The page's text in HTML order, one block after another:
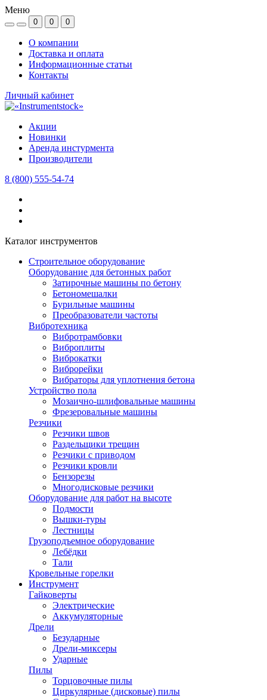
Меню
0 0 0
О компании
Доставка и оплата
Информационные статьи
Контакты
Личный кабинет
Акции
Новинки
Аренда инстурмента
Производители
8 (800) 555-54-74
Каталог инструментов
Строительное оборудование
Оборудование для бетонных работ
Затирочные машины по бетону
Бетономешалки
Бурильные машины
Преобразователи частоты
Вибротехника
Вибротрамбовки
Виброплиты
Виброкатки
Виброрейки
Вибраторы для уплотнения бетона
Устройство пола
Мозаично-шлифовальные машины
Фрезеровальные машины
Резчики
Резчики швов
Раздельщики трещин
Резчики с приводом
Резчики кровли
Бензорезы
Многодисковые резчики
Оборудование для работ на высоте
Подмости
Вышки-туры
Лестницы
Грузоподъемное оборудование
Лебёдки
Тали
Кровельные горелки
Инструмент
Гайковерты
Электрические
Аккумуляторные
Дрели
Безударные
Дрели-миксеры
Ударные
Пилы
Торцовочные пилы
Циркулярные (дисковые) пилы